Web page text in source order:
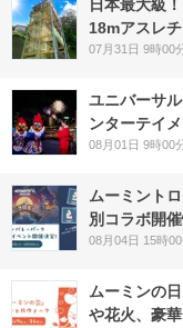
日本最大級
18mアスレ
07月31日 9時00
ユニバーサ
ンターテイ
08月01日 9時00
ムーミント
別コラボ開
08月04日 15時00
ムーミンの
や花火、豪